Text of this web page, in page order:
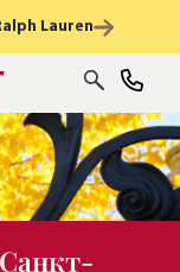
Lauren